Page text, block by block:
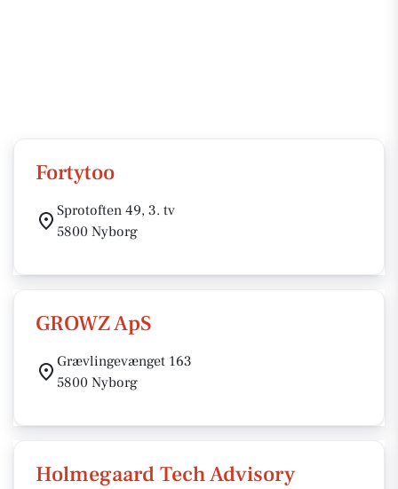
Fortytoo
Sprotoften 49, 3. tv
5800 Nyborg
GROWZ ApS
Grævlingevænget 163
5800 Nyborg
Holmegaard Tech Advisory